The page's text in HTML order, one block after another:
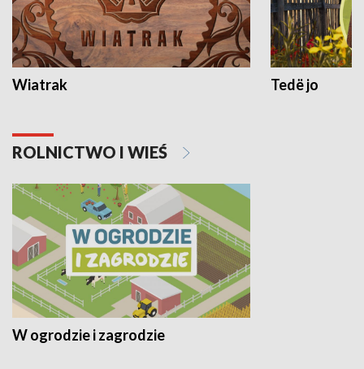
Wiatrak Tedë jo
ROLNICTWO I WIEŚ
W ogrodzie i zagrodzie